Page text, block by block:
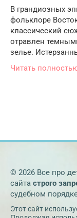
В грандиозных
фольклоре
классический
отравлен
зелье.
Читать
© 2026 Все про
сайта строго
судебном
Этот сайт